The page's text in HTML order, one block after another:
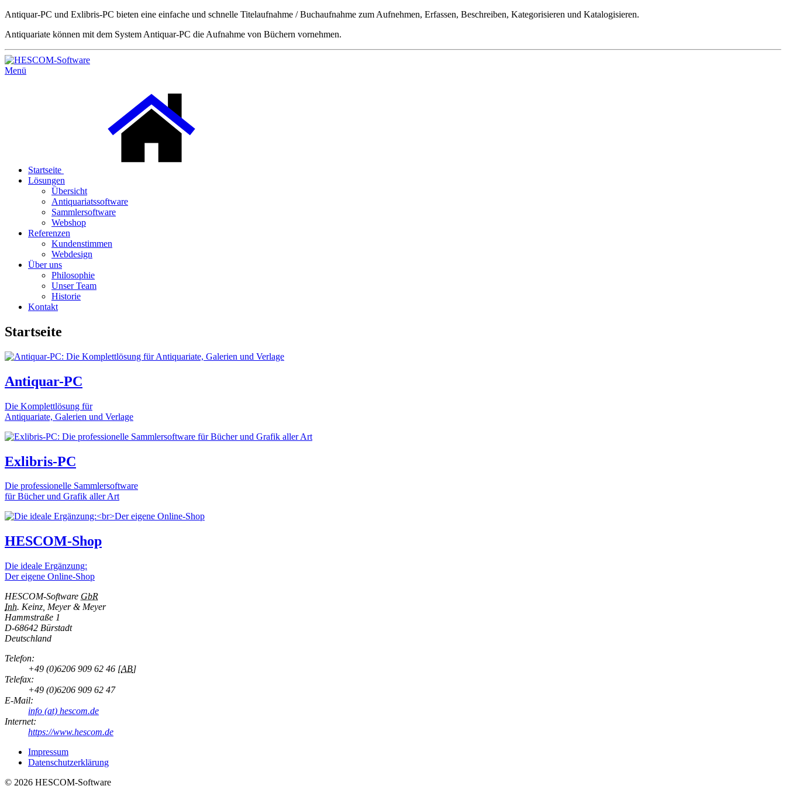
Antiquar-PC und Exlibris-PC bieten eine einfache und schnelle Titelaufnahme / Buchaufnahme zum Aufnehmen, Erfassen, Beschreiben, Kategorisieren und Katalogisieren.
Antiquariate können mit dem System Antiquar-PC die Aufnahme von Büchern vornehmen.
Menü
Startseite
Lösungen
Übersicht
Antiquariatssoftware
Sammlersoftware
Webshop
Referenzen
Kundenstimmen
Webdesign
Über uns
Philosophie
Unser Team
Historie
Kontakt
Startseite
Antiquar-PC
Die Komplettlösung für
Antiquariate, Galerien und Verlage
Exlibris-PC
Die professionelle Sammlersoftware
für Bücher und Grafik aller Art
HESCOM-Shop
Die ideale Ergänzung:
Der eigene Online-Shop
HESCOM-Software GbR
Inh. Keinz, Meyer & Meyer
Hammstraße 1
D-68642 Bürstadt
Deutschland
Telefon:
+49 (0)6206 909 62 46 [AB]
Telefax:
+49 (0)6206 909 62 47
E-Mail:
info (at) hescom.de
Internet:
https://www.hescom.de
Impressum
Datenschutzerklärung
© 2026 HESCOM-Software